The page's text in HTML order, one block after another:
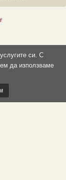
си. С
да използваме